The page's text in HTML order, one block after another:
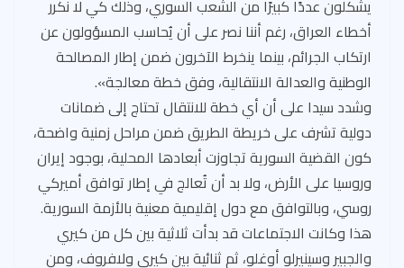
يشكلون عددًا كبيرًا من الشعب السوري، وذلك كي لا نكرر
أخطاء العراق، رغم أننا نصر على أن يُحاسب المسؤولون عن
ارتكاب الجرائم، بينما ينخرط الآخرون ضمن إطار المصالحة
الوطنية والعدالة الانتقالية، وفق خطة معالجة».
وشدد سيدا على أن أي خطة للانتقال تحتاج إلى ضمانات
دولية تشرف على خريطة الطريق ضمن مراحل زمنية واضحة،
كون القضية السورية تجاوزت أبعادها المحلية، بوجود إيران
وروسيا على الأرض، ولا بد أن تُعالج في إطار توافق أميركي
روسي، وبالتوافق مع دول إقليمية معنية بالأزمة السورية.
هذا وكانت الاجتماعات قد بدأت ثلاثية بين كل من كيري
والجبير وسينيرلو أوغلو، ثم ثنائية بين كيري ولافروف، ومن